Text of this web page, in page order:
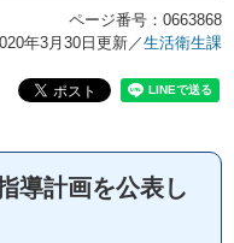
ページ番号：0663868
年3月30日更新／生活衛生課
導計画を公表し